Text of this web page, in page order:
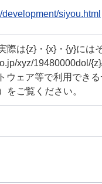
siyou.html
際は{z}・{x}・{y}には
xyz/
ウェア等で利用でき
をご覧ください。